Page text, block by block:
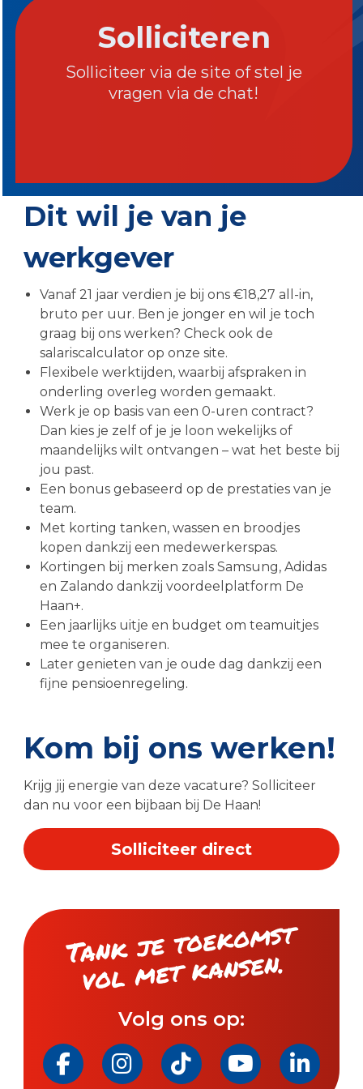
Solliciteren
Solliciteer via de site of stel je
vragen via de chat!
Dit wil je van je
werkgever
Vanaf 21 jaar verdien je bij ons €18,27 all-in,
bruto per uur. Ben je jonger en wil je toch
graag bij ons werken? Check ook de
salariscalculator op onze site.
Flexibele werktijden, waarbij afspraken in
onderling overleg worden gemaakt.
Werk je op basis van een 0-uren contract?
Dan kies je zelf of je je loon wekelijks of
maandelijks wilt ontvangen – wat het beste bij
jou past.
Een bonus gebaseerd op de prestaties van je
team.
Met korting tanken, wassen en broodjes
kopen dankzij een medewerkerspas.
Kortingen bij merken zoals Samsung, Adidas
en Zalando dankzij voordeelplatform De
Haan+.
Een jaarlijks uitje en budget om teamuitjes
mee te organiseren.
Later genieten van je oude dag dankzij een
fijne pensioenregeling.
Kom bij ons werken!
Krijg jij energie van deze vacature? Solliciteer
dan nu voor een bijbaan bij De Haan!
Solliciteer direct
Tank je toeko
mst
vol
met kansen.
Volg ons op: